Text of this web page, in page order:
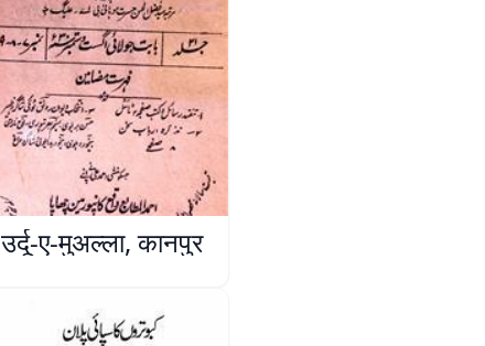
उर्दू-ए-मुअल्ला, कानपुर